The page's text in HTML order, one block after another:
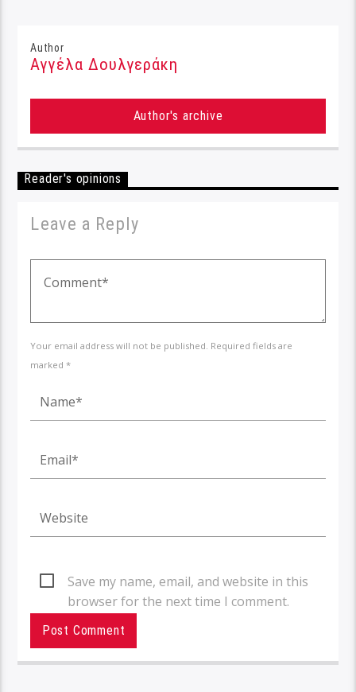
Author
Αγγέλα Δουλγεράκη
Author's archive
Reader's opinions
Leave a Reply
Your email address will not be published. Required fields are
marked *
Save my name, email, and website in this
browser for the next time I comment.